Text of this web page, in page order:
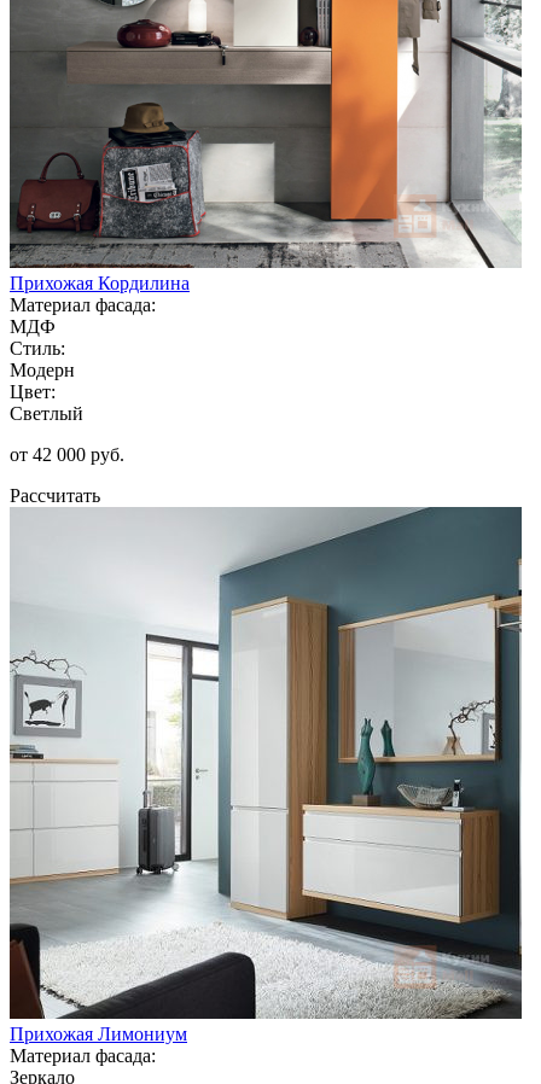
Прихожая Кордилина
Материал фасада:
МДФ
Стиль:
Модерн
Цвет:
Светлый
от 42 000 руб.
Рассчитать
Прихожая Лимониум
Материал фасада:
Зеркало